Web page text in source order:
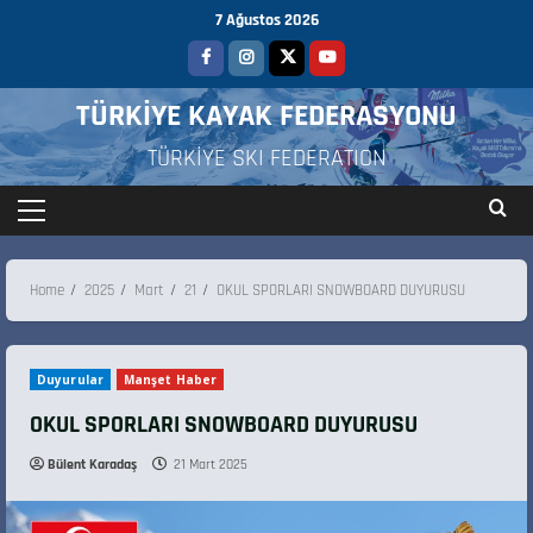
7 Ağustos 2026
TÜRKİYE KAYAK FEDERASYONU
TÜRKİYE SKI FEDERATION
Home 2025 Mart 21 OKUL SPORLARI SNOWBOARD DUYURUSU
Duyurular Manşet Haber
OKUL SPORLARI SNOWBOARD DUYURUSU
Bülent Karadaş 21 Mart 2025